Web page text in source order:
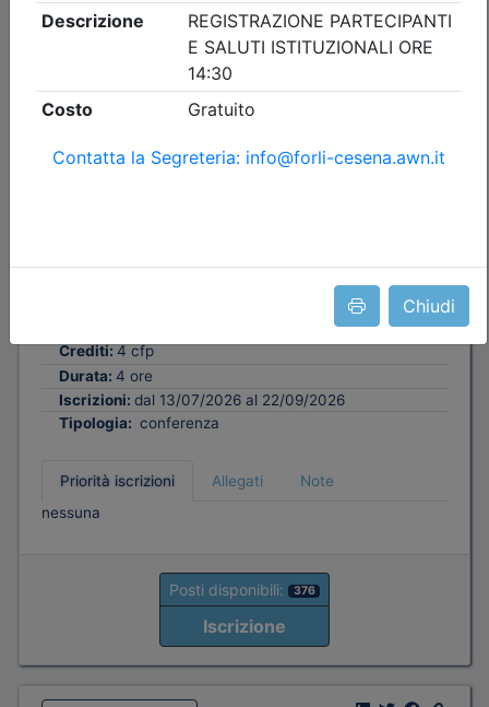
Chiudi
Gratuito
Abitare il cambiamento / Il
Crediti:4 cfp
Durata: 4 ore
Iscrizioni: dal 13/07/2026 al 22/09/2026
Tipologia: conferenza
Priorità iscrizioni Allegati
Note
nessuna
Posti disponibili: 376
Iscrizione